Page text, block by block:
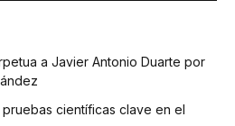
a Javier Antonio Duarte por
científicas clave en el